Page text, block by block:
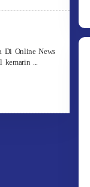
Di Online News
kemarin